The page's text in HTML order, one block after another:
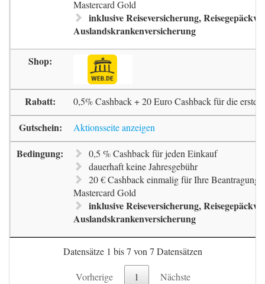
Mastercard Gold
inklusive Reiseversicherung,
Auslandskrankenversicherung
0,5% Cashback + 20 Euro Cashback für die erste
Aktionsseite anzeigen
0,5 % Cashback für jeden Einkauf
dauerhaft keine Jahresgebühr
20 € Cashback einmalig für Ihre Beantragung
Mastercard Gold
inklusive Reiseversicherung,
Auslandskrankenversicherung
Datensätze 1 bis 7 von 7 Datensätzen
Vorherige 1 Nächste